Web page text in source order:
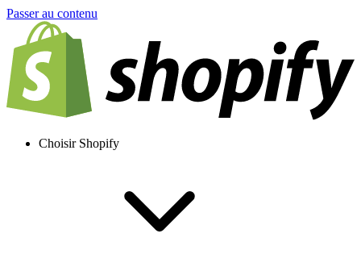
Passer au contenu
Choisir Shopify